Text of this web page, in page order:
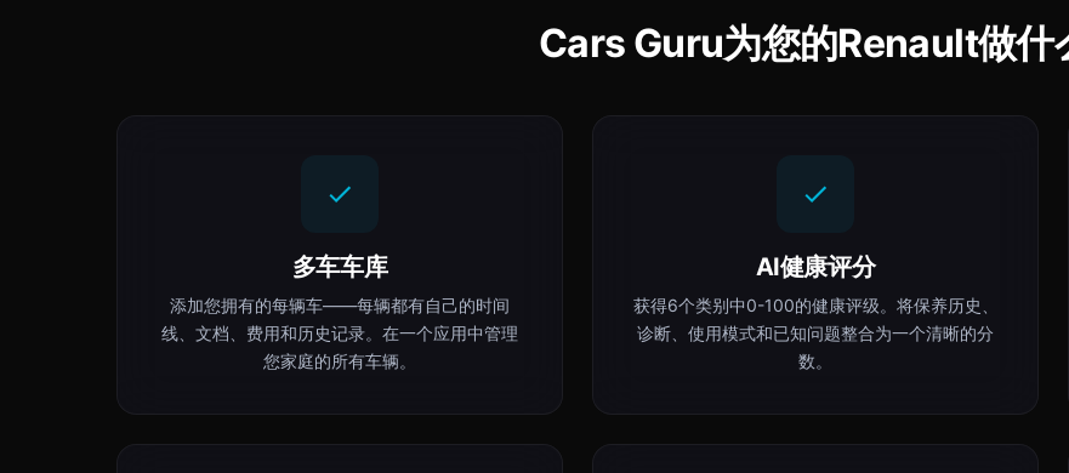
Cars Guru为您的Renault做什
多车车库
添加您拥有的每辆车——每辆都有自己的时间
线、文档、费用和历史记录。在一个应用中管理
您家庭的所有车辆。
AI健康评分
获得6个类别中0-100的健康评级。将保养历史、
诊断、使用模式和已知问题整合为一个清晰的分
数。